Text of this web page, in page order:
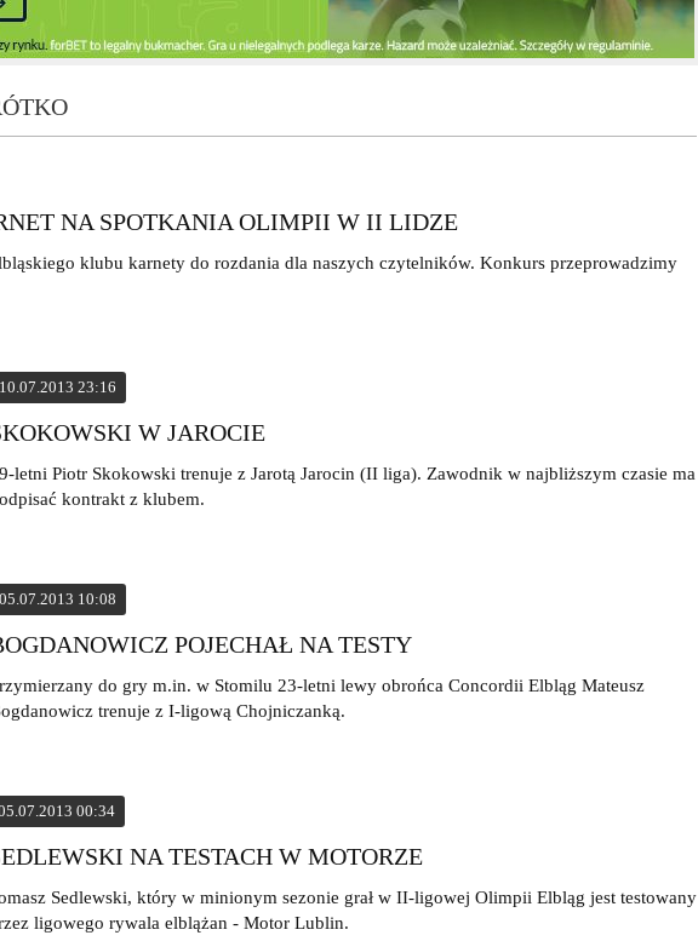
NA SPOTKANIA OLIMPII W II LIDZE
klubu karnety do rozdania dla naszych czytelników. Konkurs przeprowadzimy
10.07.2013 23:16
W JAROCIE
letni Piotr Skokowski trenuje z Jarotą Jarocin (II liga). Zawodnik w najbliższym czasie ma
kontrakt z klubem.
05.07.2013 10:08
POJECHAŁ NA TESTY
do gry m.in. w Stomilu 23-letni lewy obrońca Concordii Elbląg Mateusz
trenuje z I-ligową Chojniczanką.
00:34
NA TESTACH W MOTORZE
Sedlewski, który w minionym sezonie grał w II-ligowej Olimpii Elbląg jest testowany
ligowego rywala elblążan - Motor Lublin.